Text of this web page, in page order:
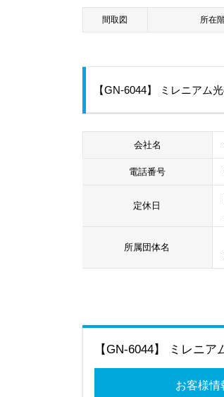
間取図 所在
【GN-6044】 ミレニアム
会社名
電話番号
定休日
所属団体名
【GN-6044】 ミレニ
お客様情